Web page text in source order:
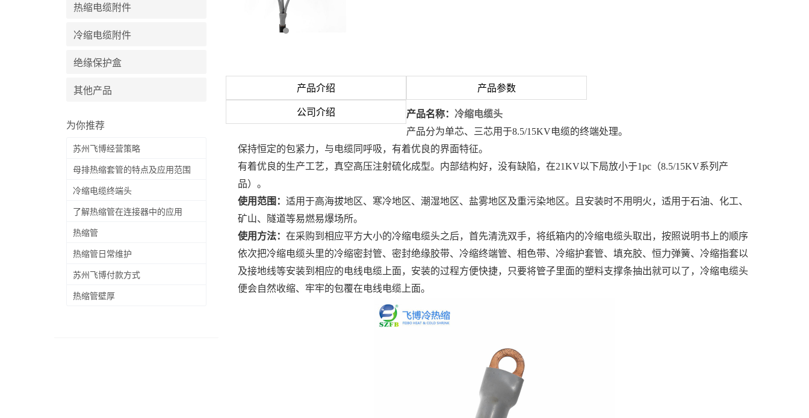
热缩电缆附件
冷缩电缆附件
绝缘保护盒
其他产品
为你推荐
苏州飞博经营策略
母排热缩套管的特点及应用范围
冷缩电缆终端头
了解热缩管在连接器中的应用
热缩管
热缩管日常维护
苏州飞博付款方式
热缩管壁厚
产品介绍 产品参数
公司介绍 产品名称： 冷缩电缆头
产品分为单芯、三芯用于8.5/15KV电缆的终端处理。
保持恒定的包紧力，与电缆同呼吸，有着优良的界面特征。
有着优良的生产工艺，真空高压注射硫化成型。内部结构好，没有缺陷，在21KV以下局放小于1pc（8.5/15KV系列产
品）。
使用范围： 适用于高海拔地区、寒冷地区、潮湿地区、盐雾地区及重污染地区。且安装时不用明火，适用于石油、化工、
矿山、隧道等易燃易爆场所。
使用方法： 在采购到相应平方大小的冷缩电缆头之后，首先清洗双手，将纸箱内的冷缩电缆头取出，按照说明书上的顺序
依次把冷缩电缆头里的冷缩密封管、密封绝缘胶带、冷缩终端管、相色带、冷缩护套管、填充胶、恒力弹簧、冷缩指套以
及接地线等安装到相应的电线电缆上面，安装的过程方便快捷，只要将管子里面的塑料支撑条抽出就可以了，冷缩电缆头
便会自然收缩、牢牢的包覆在电线电缆上面。